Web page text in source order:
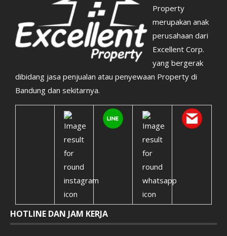
Property
merupakan anak
perusahaan dari
Excellent Corp.
yang bergerak
dibidang jasa penjualan atau penyewaan Property di
Bandung dan sekitarnya.
HOTLINE DAN JAM KERJA